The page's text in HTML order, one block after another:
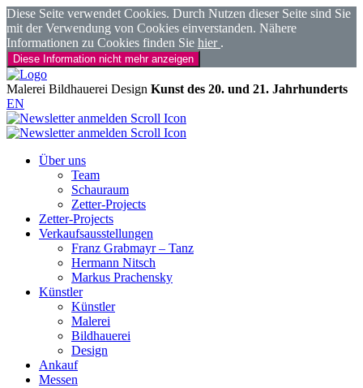
Diese Seite verwendet Cookies. Durch Nutzen dieser Seite sind Sie
mit der Verwendung von Cookies einverstanden. Nähere
Informationen zu Cookies finden Sie hier .
Diese Information nicht mehr anzeigen
Malerei Bildhauerei Design Kunst des 20. und 21. Jahrhunderts
EN
Über uns
Team
Schauraum
Zetter-Projects
Zetter-Projects
Verkaufsausstellungen
Franz Grabmayr – Tanz
Hermann Nitsch
Markus Prachensky
Künstler
Künstler
Malerei
Bildhauerei
Design
Ankauf
Messen